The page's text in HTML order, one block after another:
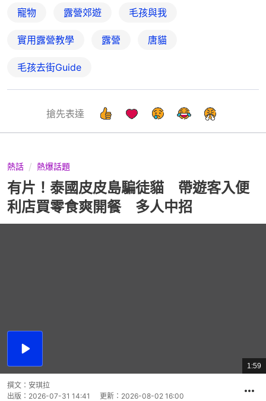
寵物 露營郊遊 毛孩與我
實用露營教學 露營 唐貓
毛孩去街Guide
搶先表達
熱話 熱爆話題
有片！泰國皮皮島騙徒貓 帶遊客入便
利店買零食爽開餐 多人中招
播
總
共
1:59
撰文： 安琪拉
出版： 2026-07-31 14:41 更新： 2026-08-02 16:00